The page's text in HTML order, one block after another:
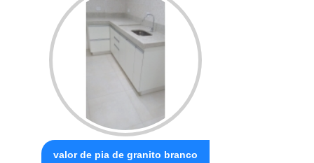
valor de pia de granito branco